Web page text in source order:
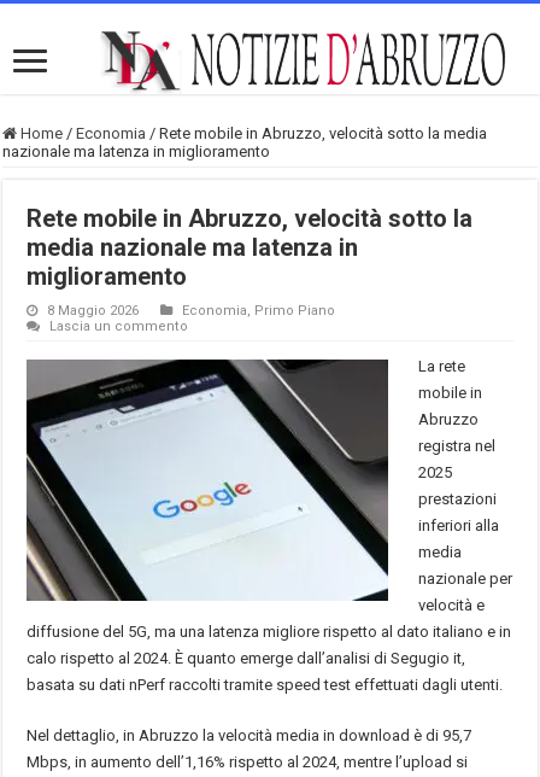
Home / Economia / Rete mobile in Abruzzo, velocità sotto la media
nazionale ma latenza in miglioramento
Rete mobile in Abruzzo, velocità sotto la
media nazionale ma latenza in
miglioramento
8 Maggio 2026 Economia, Primo Piano
Lascia un commento
La rete
mobile in
Abruzzo
registra nel
2025
prestazioni
inferiori alla
media
nazionale per
velocità e
diffusione del 5G, ma una latenza migliore rispetto al dato italiano e in
calo rispetto al 2024. È quanto emerge dall’analisi di Segugio it,
basata su dati nPerf raccolti tramite speed test effettuati dagli utenti.
Nel dettaglio, in Abruzzo la velocità media in download è di 95,7
Mbps, in aumento dell’1,16% rispetto al 2024, mentre l’upload si